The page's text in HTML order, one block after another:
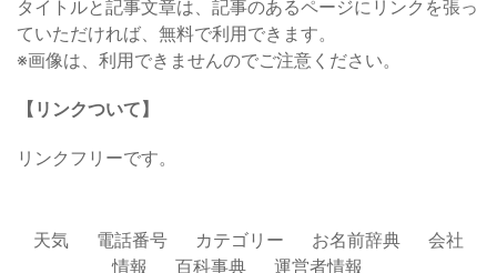
タイトルと記事文章は、記事のあるページにリンクを張っ
ていただければ、無料で利用できます。
※画像は、利用できませんのでご注意ください。
【リンクついて】
リンクフリーです。
天気 電話番号 カテゴリー お名前辞典
会社
情報
百科事典 運営者情報